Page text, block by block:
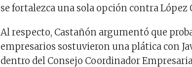
se fortalezca una sola opción contra López
Al respecto, Castañón argumentó que
empresarios sostuvieron una plática con
dentro del Consejo Coordinador